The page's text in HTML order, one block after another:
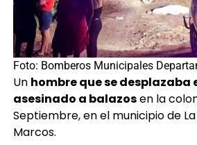
Foto: Bomberos Municipales
Un hombre que se desplazaba
asesinado a balazosen la
Septiembre, en el municipio de
Marcos.